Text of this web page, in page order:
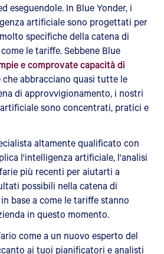
eseguendole. In Blue Yonder, i
artificiale sono progettati per
specifiche della catena di
le tariffe. Sebbene Blue
e comprovate capacità di
che abbracciano quasi tutte le
di approvvigionamento, i nostri
sono concentrati, pratici e
altamente qualificato con
l'intelligenza artificiale, l'analisi
più recenti per aiutarti a
possibili nella catena di
base a come le tariffe stanno
in questo momento.
come a un nuovo esperto del
ai tuoi pianificatori e analisti